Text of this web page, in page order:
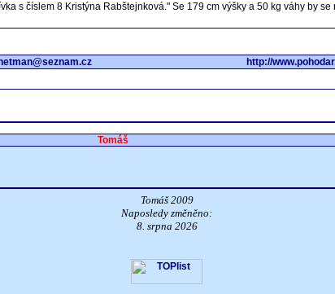
s číslem 8 Kristýna Rabštejnková." Se 179 cm výšky a 50 kg váhy by
http://
Tomáš
Tomáš 2009
Naposledy změněno:
8. srpna 2026